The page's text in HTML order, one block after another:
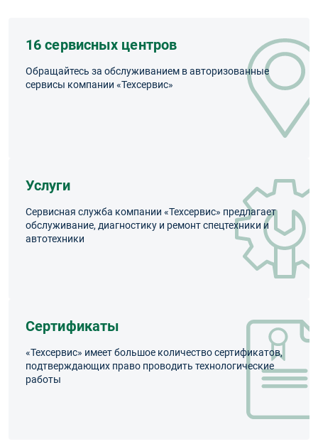
16 сервисных центров
Обращайтесь за обслуживанием в авторизованные
сервисы компании «Техсервис»
Услуги
Сервисная служба компании «Техсервис» предлагает
обслуживание, диагностику и ремонт спецтехники и
автотехники
Сертификаты
«Техсервис» имеет большое количество сертификатов,
подтверждающих право проводить технологические
работы